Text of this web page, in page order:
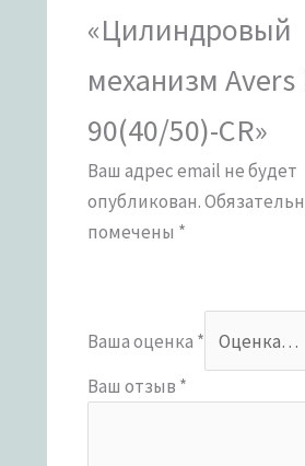
«Цилиндровый
механизм Avers
90(40/50)-CR»
Ваш адрес email не будет
опубликован.
помечены *
Ваша оценка *
Ваш отзыв *